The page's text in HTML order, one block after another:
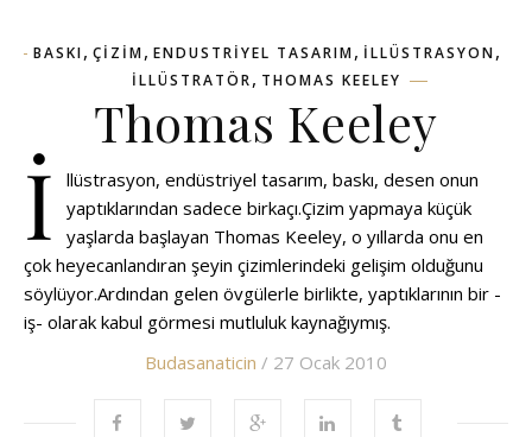
BASKI, ÇIZIM, ENDUSTRIYEL TASARIM, ILLÜSTRASYON,
ILLÜSTRATÖR, THOMAS KEELEY
Thomas Keeley
İ
llüstrasyon, endüstriyel tasarım, baskı, desen onun
yaptıklarından sadece birkaçı.Çizim yapmaya küçük
yaşlarda başlayan Thomas Keeley, o yıllarda onu en
çok heyecanlandıran şeyin çizimlerindeki gelişim olduğunu
söylüyor.Ardından gelen övgülerle birlikte, yaptıklarının bir -
iş- olarak kabul görmesi mutluluk kaynağıymış.
Budasanaticin / 27 Ocak 2010